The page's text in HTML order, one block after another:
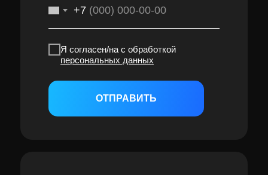
+7
Я согласен/на с обработкой
персональных данных
ОТПРАВИТЬ